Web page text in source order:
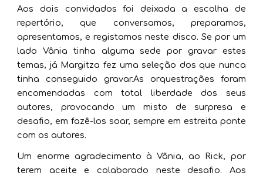
Aos dois convidados foi deixada a escolha de
repertório, que conversamos, preparamos,
apresentamos, e registamos neste disco. Se por um
lado Vânia tinha alguma sede por gravar estes
temas, já Margitza fez uma seleção dos que nunca
tinha conseguido gravar.As orquestrações foram
encomendadas com total liberdade dos seus
autores, provocando um misto de surpresa e
desafio, em fazê-los soar, sempre em estreita ponte
com os autores.
Um enorme agradecimento à Vânia, ao Rick, por
terem aceite e colaborado neste desafio. Aos